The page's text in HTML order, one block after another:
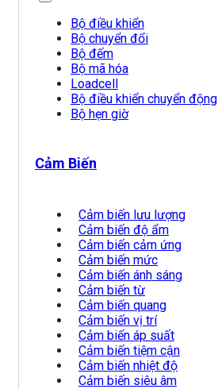
Bộ điều khiển
Bộ chuyển đổi
Bộ đếm
Bộ mã hóa
Loadcell
Bộ điều khiển chuyển động
Bộ hẹn giờ
Cảm Biến
Cảm biến lưu lượng
Cảm biến độ ẩm
Cảm biến cảm ứng
Cảm biến mức
Cảm biến ánh sáng
Cảm biến từ
Cảm biến quang
Cảm biến vị trí
Cảm biến áp suất
Cảm biến tiệm cận
Cảm biến nhiệt độ
Cảm biến siêu âm